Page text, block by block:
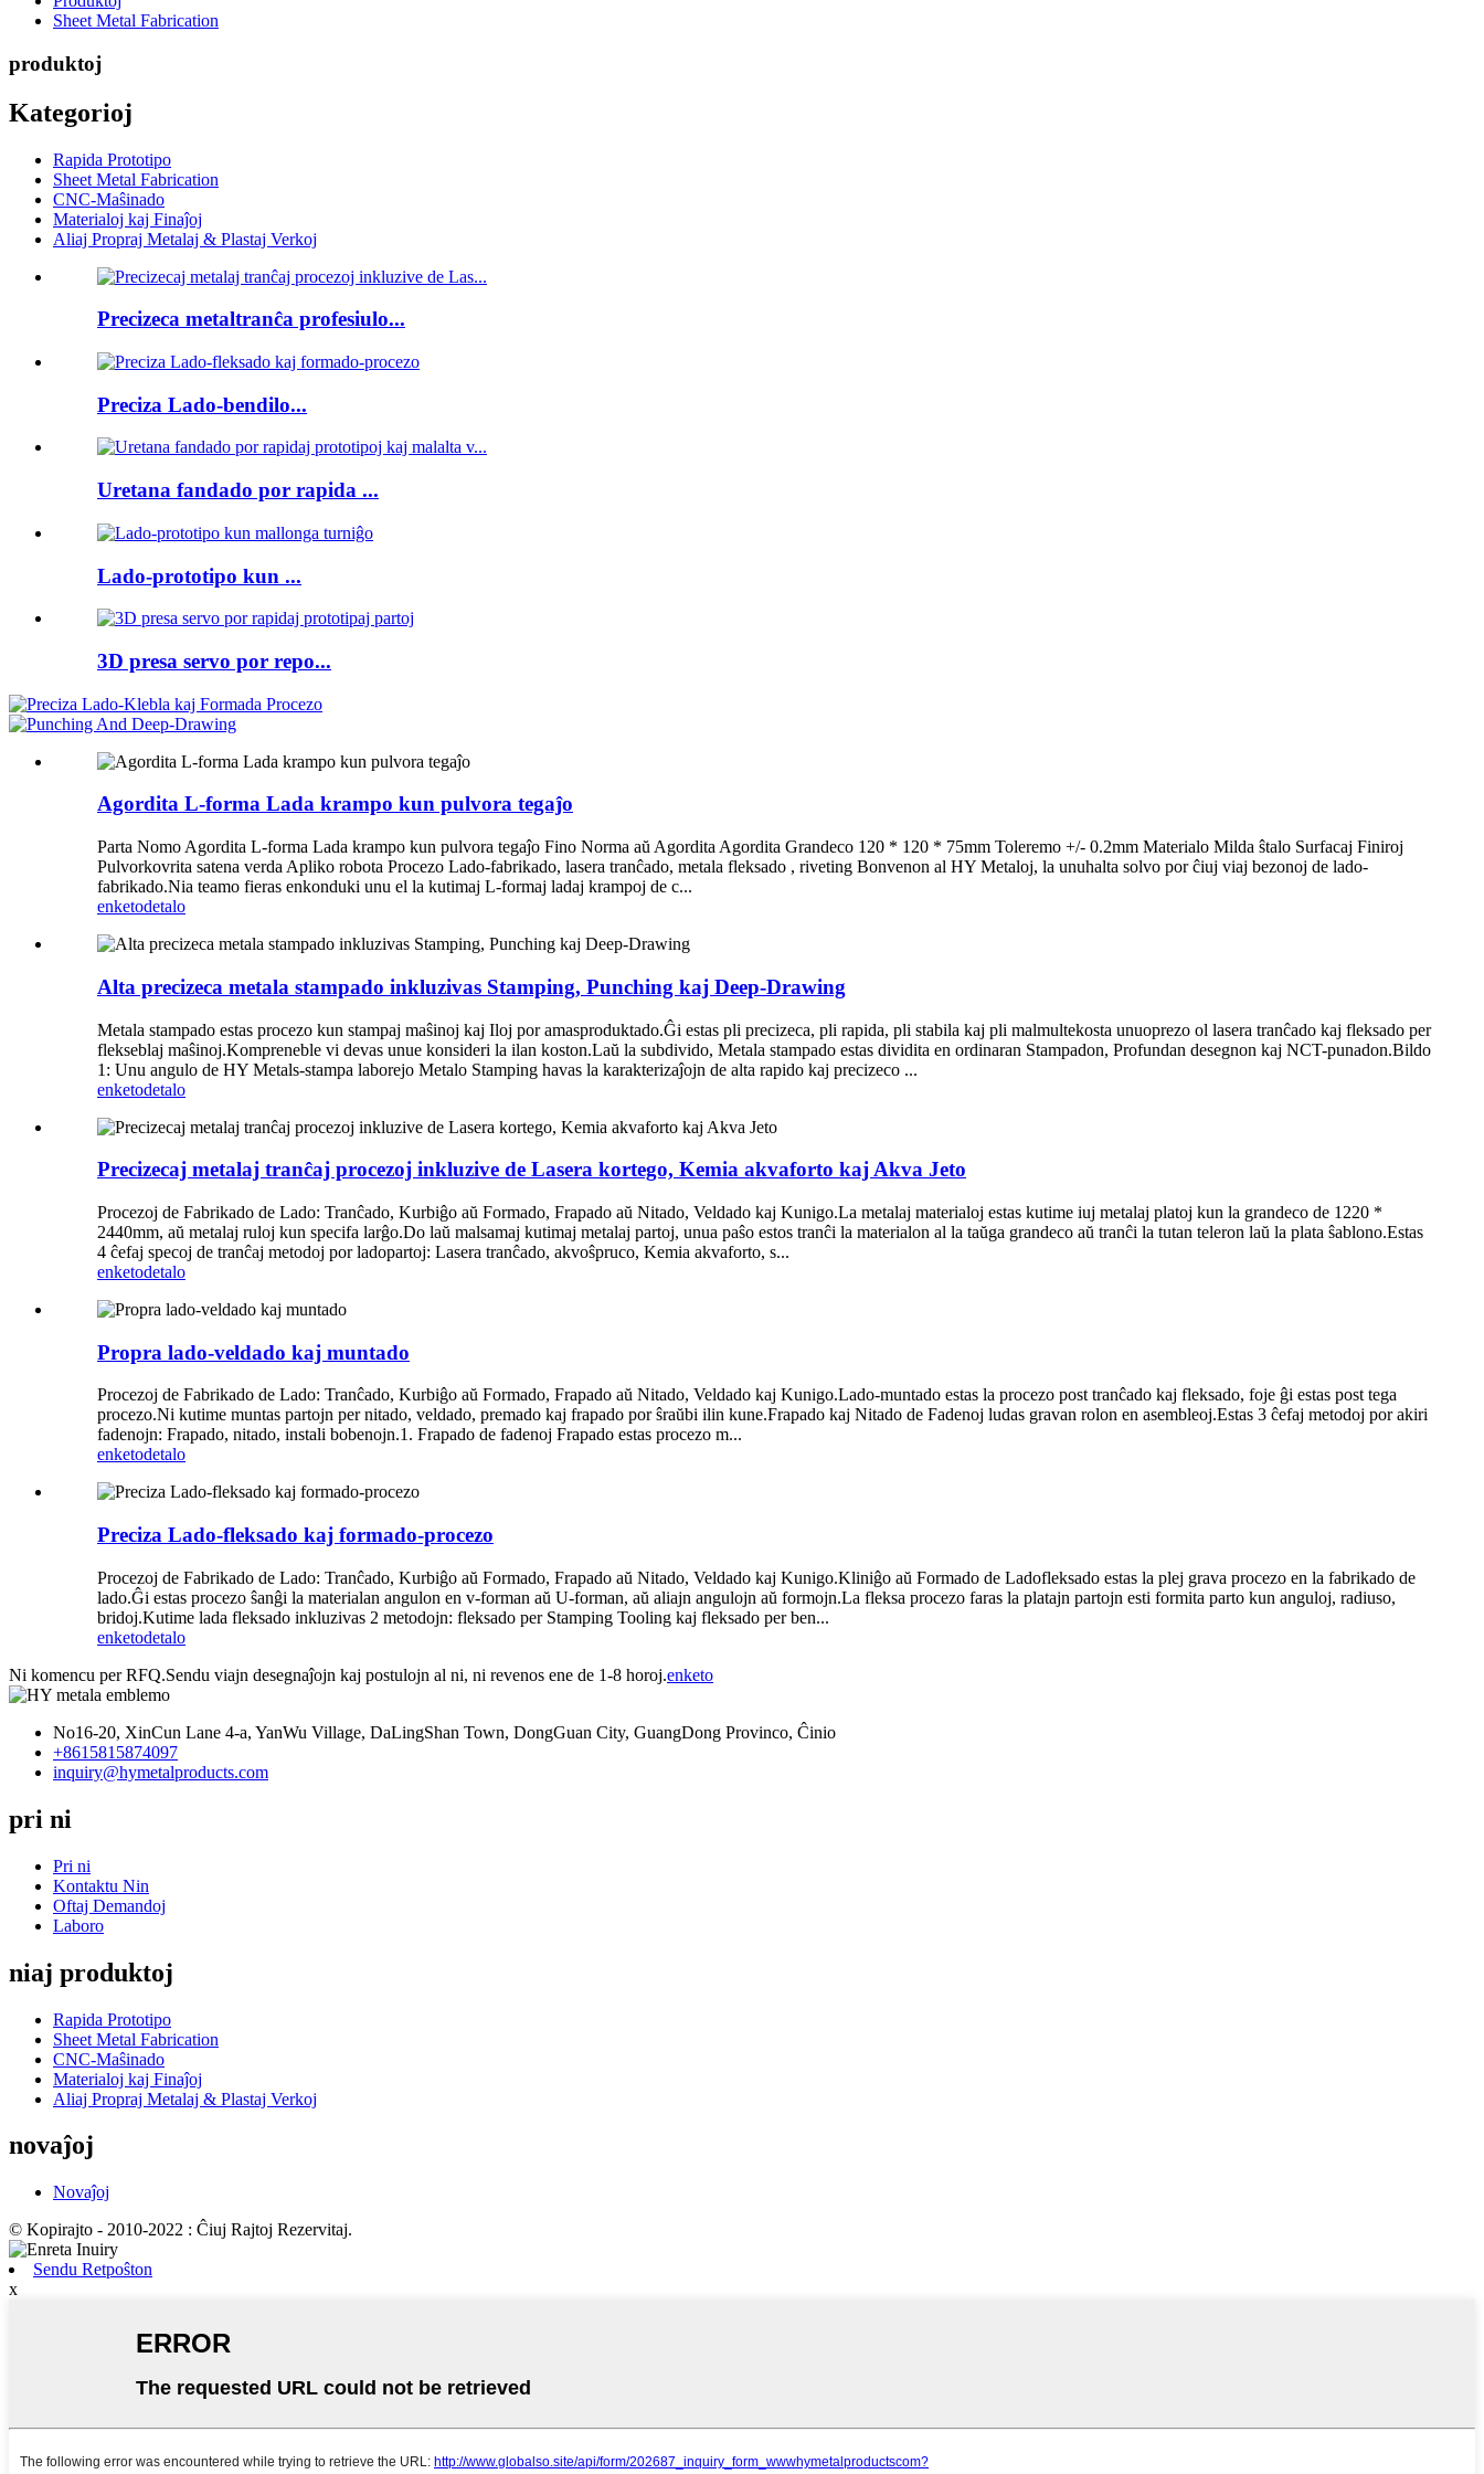
Sheet Metal Fabrication
produktoj
Kategorioj
Rapida Prototipo
Sheet Metal Fabrication
CNC-Maŝinado
Materialoj kaj Finaĵoj
Aliaj Propraj Metalaj & Plastaj Verkoj
Precizeca metaltranĉa profesiulo...
Preciza Lado-bendilo...
Uretana fandado por rapida ...
Lado-prototipo kun ...
3D presa servo por repo...
Agordita L-forma Lada krampo kun pulvora tegaĵo
Parta Nomo Agordita L-forma Lada krampo kun pulvora tegaĵo Fino Norma aŭ Agordita Agordita Grandeco 120 * 120 * 75mm Toleremo +/- 0.2mm Materialo Milda ŝtalo Surfacaj Finiroj
Pulvorkovrita satena verda Apliko robota Procezo Lado-fabrikado, lasera tranĉado, metala fleksado , riveting Bonvenon al HY Metaloj, la unuhalta solvo por ĉiuj viaj bezonoj de lado-
fabrikado.Nia teamo fieras enkonduki unu el la kutimaj L-formaj ladaj krampoj de c...
enketodetalo
Alta precizeca metala stampado inkluzivas Stamping, Punching kaj Deep-Drawing
Metala stampado estas procezo kun stampaj maŝinoj kaj Iloj por amasproduktado.Ĝi estas pli precizeca, pli rapida, pli stabila kaj pli malmultekosta unuoprezo ol lasera tranĉado kaj fleksado per
flekseblaj maŝinoj.Kompreneble vi devas unue konsideri la ilan koston.Laŭ la subdivido, Metala stampado estas dividita en ordinaran Stampadon, Profundan desegnon kaj NCT-punadon.Bildo
1: Unu angulo de HY Metals-stampa laborejo Metalo Stamping havas la karakterizaĵojn de alta rapido kaj precizeco ...
enketodetalo
Precizecaj metalaj tranĉaj procezoj inkluzive de Lasera kortego, Kemia akvaforto kaj Akva Jeto
Procezoj de Fabrikado de Lado: Tranĉado, Kurbiĝo aŭ Formado, Frapado aŭ Nitado, Veldado kaj Kunigo.La metalaj materialoj estas kutime iuj metalaj platoj kun la grandeco de 1220 *
2440mm, aŭ metalaj ruloj kun specifa larĝo.Do laŭ malsamaj kutimaj metalaj partoj, unua paŝo estos tranĉi la materialon al la taŭga grandeco aŭ tranĉi la tutan teleron laŭ la plata ŝablono.Estas
4 ĉefaj specoj de tranĉaj metodoj por ladopartoj: Lasera tranĉado, akvoŝpruco, Kemia akvaforto, s...
enketodetalo
Propra lado-veldado kaj muntado
Procezoj de Fabrikado de Lado: Tranĉado, Kurbiĝo aŭ Formado, Frapado aŭ Nitado, Veldado kaj Kunigo.Lado-muntado estas la procezo post tranĉado kaj fleksado, foje ĝi estas post tega
procezo.Ni kutime muntas partojn per nitado, veldado, premado kaj frapado por ŝraŭbi ilin kune.Frapado kaj Nitado de Fadenoj ludas gravan rolon en asembleoj.Estas 3 ĉefaj metodoj por akiri
fadenojn: Frapado, nitado, instali bobenojn.1. Frapado de fadenoj Frapado estas procezo m...
enketodetalo
Preciza Lado-fleksado kaj formado-procezo
Procezoj de Fabrikado de Lado: Tranĉado, Kurbiĝo aŭ Formado, Frapado aŭ Nitado, Veldado kaj Kunigo.Kliniĝo aŭ Formado de Ladofleksado estas la plej grava procezo en la fabrikado de
lado.Ĝi estas procezo ŝanĝi la materialan angulon en v-forman aŭ U-forman, aŭ aliajn angulojn aŭ formojn.La fleksa procezo faras la platajn partojn esti formita parto kun anguloj, radiuso,
bridoj.Kutime lada fleksado inkluzivas 2 metodojn: fleksado per Stamping Tooling kaj fleksado per ben...
enketodetalo
Ni komencu per RFQ.Sendu viajn desegnaĵojn kaj postulojn al ni, ni revenos ene de 1-8 horoj.enketo
No16-20, XinCun Lane 4-a, YanWu Village, DaLingShan Town, DongGuan City, GuangDong Provinco, Ĉinio
+8615815874097
inquiry@hymetalproducts.com
pri ni
Pri ni
Kontaktu Nin
Oftaj Demandoj
Laboro
niaj produktoj
Rapida Prototipo
Sheet Metal Fabrication
CNC-Maŝinado
Materialoj kaj Finaĵoj
Aliaj Propraj Metalaj & Plastaj Verkoj
novaĵoj
Novaĵoj
© Kopirajto - 2010-2022 : Ĉiuj Rajtoj Rezervitaj.
Sendu Retpoŝton
x